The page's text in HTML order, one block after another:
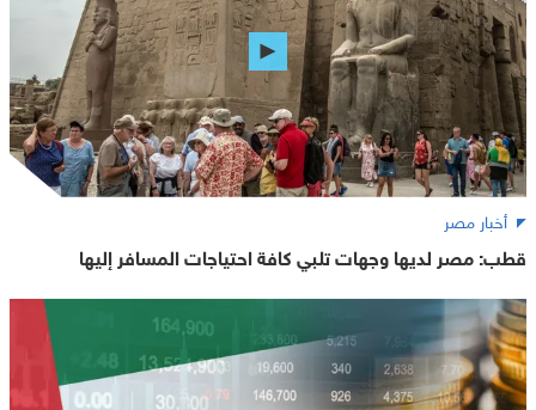
أخبار مصر
قطب: مصر لديها وجهات تلبي كافة احتياجات المسافر إليها